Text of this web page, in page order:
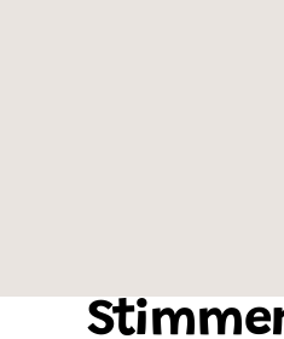
Taschenfarbe: Sahara,